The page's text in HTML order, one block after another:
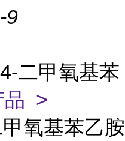
9
二甲氧基苯
品 >
氧基苯乙胺